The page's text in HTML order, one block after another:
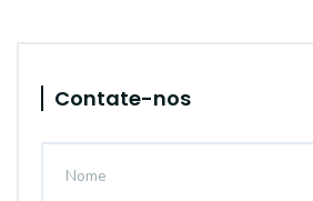
Contate-nos